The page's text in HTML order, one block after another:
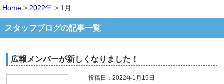
Home > 2022年 > 1月
スタッフブログの記事一覧
広報メンバーが新しくなりました！
投稿日：2022年1月19日